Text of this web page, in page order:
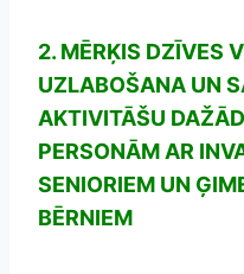
2. MĒRĶIS DZĪVES
UZLABOŠANA UN
AKTIVITĀŠU
PERSONĀM AR
SENIORIEM UN
BĒRNIEM